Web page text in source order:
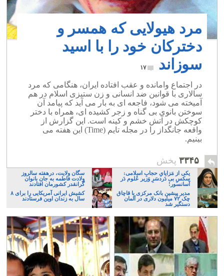
مرد هیولایی که همسر و
دخترکان خود را با اسید
سوزاند
۱۷
در اجتماع وامانده و عقب افتاده ایران، هنگامی که مرد
سالاری با قوانین ضد انسانی و زن ستیزی اسلام در هم
آمیخته می شود، فاجعه ای به بار می آید که پیامد آن
سوختن بانوی بی گناه و زجر کشیده ای، همراه با دختر
کوچکش در آتش خشم و کینه است. این گزارش از
واقعه جانگداز را در مجله تایم (Time) این هفته می
بینیم.
۳۳۴۵ پخش
یکی از مَزایایِ حجابِ اسلامی:
سکسِ بی دَردسَرِ وَزیر عُلوم دَر
آسانسور!
سگان ولایت، درهفته سالروز
ولادت فاطمه به جان بانوان
گرانقدر کشورمان افتادند
مدیر پیشین بانک مرکزی با قاچاق
چک ۷۲ میلیون دلاری در آلمان
دستگیر شد
کشیش ایرانی آمریکایی را برای ۸
سال به زندان اوین فرستادند